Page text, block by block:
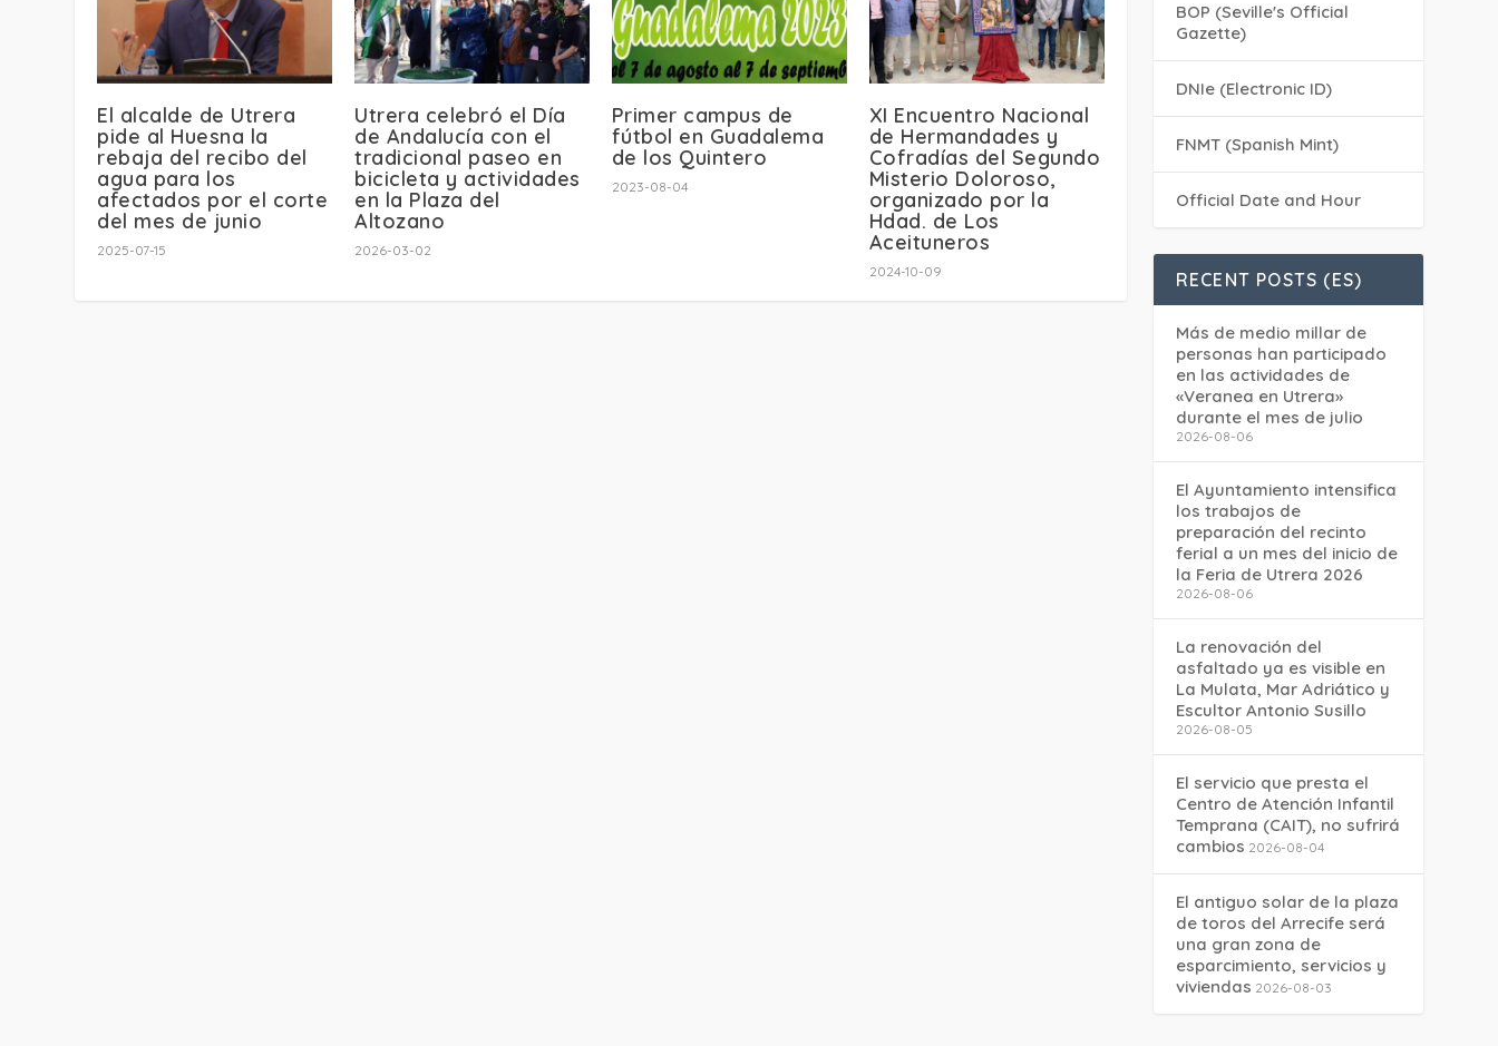
El alcalde de Utrera
pide al Huesna la
rebaja del recibo del
agua para los
afectados por el corte
del mes de junio
2025-07-15
Utrera celebró el Día
de Andalucía con el
tradicional paseo en
bicicleta y actividades
en la Plaza del
Altozano
2026-03-02
Primer campus de
fútbol en Guadalema
de los Quintero
2023-08-04
XI Encuentro Nacional
de Hermandades y
Cofradías del Segundo
Misterio Doloroso,
organizado por la
Hdad. de Los
Aceituneros
2024-10-09
BOP (Seville's Official
Gazette)
DNIe (Electronic ID)
FNMT (Spanish Mint)
Official Date and Hour
RECENT POSTS (ES)
Más de medio millar de
personas han participado
en las actividades de
«Veranea en Utrera»
durante el mes de julio
2026-08-06
El Ayuntamiento intensifica
los trabajos de
preparación del recinto
ferial a un mes del inicio de
la Feria de Utrera 2026
2026-08-06
La renovación del
asfaltado ya es visible en
La Mulata, Mar Adriático y
Escultor Antonio Susillo
2026-08-05
El servicio que presta el
Centro de Atención Infantil
Temprana (CAIT), no sufrirá
cambios 2026-08-04
El antiguo solar de la plaza
de toros del Arrecife será
una gran zona de
esparcimiento, servicios y
viviendas 2026-08-03